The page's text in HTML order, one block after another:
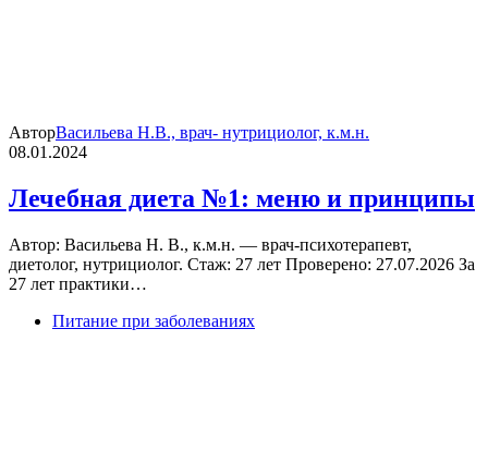
АвторВасильева Н.В., врач- нутрициолог, к.м.н.
08.01.2024
Лечебная диета №1: меню и принципы
Автор: Васильева Н. В., к.м.н. — врач-психотерапевт,
диетолог, нутрициолог. Стаж: 27 лет Проверено: 27.07.2026 За
27 лет практики…
Питание при заболеваниях